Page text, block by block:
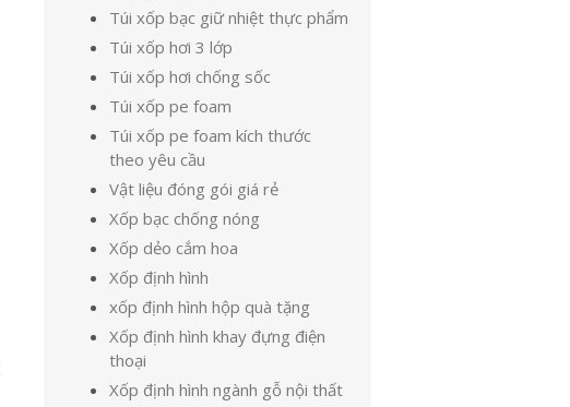
Túi xốp bạc giữ nhiệt thực phẩm
Túi xốp hơi 3 lớp
Túi xốp hơi chống sốc
Túi xốp pe foam
Túi xốp pe foam kích thước
theo yêu cầu
Vật liệu đóng gói giá rẻ
Xốp bạc chống nóng
Xốp dẻo cắm hoa
Xốp định hình
xốp định hình hộp quà tặng
Xốp định hình khay đựng điện
thoại
Xốp định hình ngành gỗ nội thất